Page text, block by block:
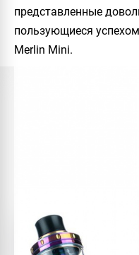
представленные
пользующиеся
Merlin Mini.